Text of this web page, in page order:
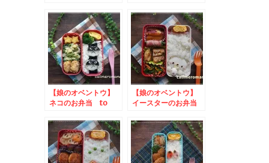
なめらかそそグルトキ
ャンペーン
【娘のオベントウ】
ネコのお弁当 to
みつけて投稿しよう！
キャンペーン
【娘のオベントウ】
イースターのお弁当